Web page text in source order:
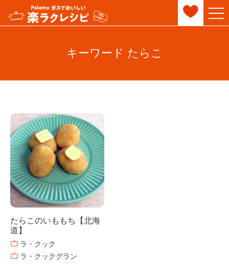
キーワード たらこ
たらこのいももち【北海
道】
ラ・クック
ラ・クックグラン